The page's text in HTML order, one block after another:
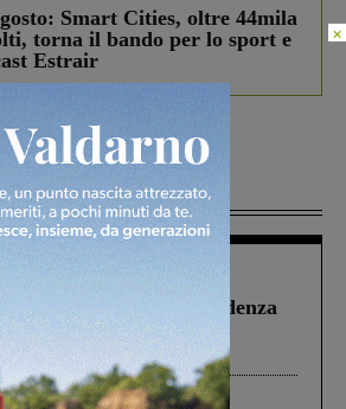
Smart Cities, oltre 44mila
torna il bando per lo sport e
Estrair
1 Agosto 2026
finanziata oltre la scadenza
Fratelli d’Italia: “Un
al Governo”
×